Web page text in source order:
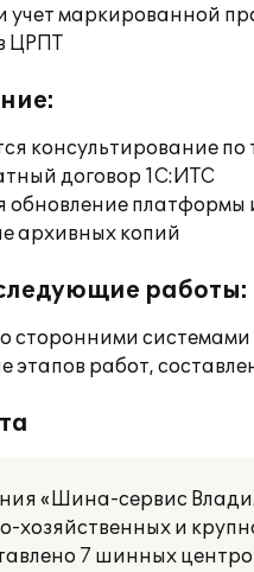
учет маркированной
ЦРПТ
консультирование
договор 1С:ИТС
обновление
архивных копий
работы:
сторонними
этапов работ,
«Шина-сервис
хозяйственных и
7 шинных